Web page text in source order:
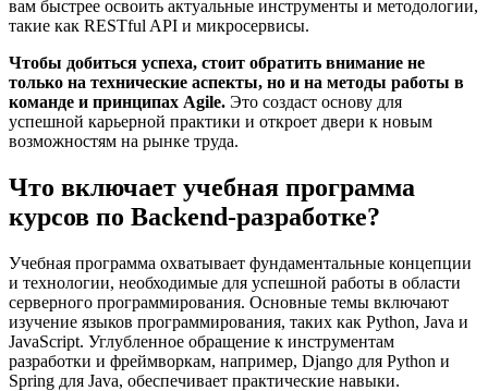
вам быстрее освоить актуальные инструменты и методологии,
такие как RESTful API и микросервисы.
Чтобы добиться успеха, стоит обратить внимание не
только на технические аспекты, но и на методы работы в
команде и принципах Agile. Это создаст основу для
успешной карьерной практики и откроет двери к новым
возможностям на рынке труда.
Что включает учебная программа
курсов по Backend-разработке?
Учебная программа охватывает фундаментальные концепции
и технологии, необходимые для успешной работы в области
серверного программирования. Основные темы включают
изучение языков программирования, таких как Python, Java и
JavaScript. Углубленное обращение к инструментам
разработки и фреймворкам, например, Django для Python и
Spring для Java, обеспечивает практические навыки.